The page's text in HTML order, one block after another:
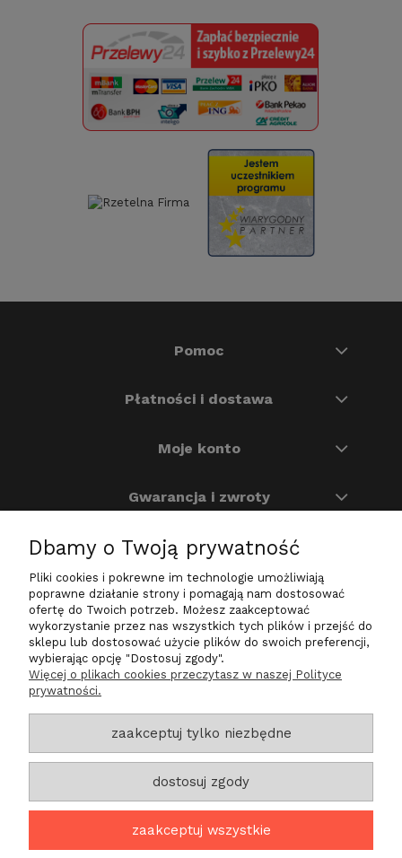
Pomoc
Płatności i dostawa
Moje konto
Gwarancja i zwroty
O nas
Na skróty
Zadzwoń do nas
sklep@life-star.pl
ul. Tylna 27a/6
Dbamy o Twoją prywatność
Pliki cookies i pokrewne im technologie umożliwiają
poprawne działanie strony i pomagają nam dostosować
ofertę do Twoich potrzeb. Możesz zaakceptować
wykorzystanie przez nas wszystkich tych plików i przejść do
sklepu lub dostosować użycie plików do swoich preferencji,
wybierając opcję "Dostosuj zgody".
Więcej o plikach cookies przeczytasz w naszej Polityce
prywatności.
zaakceptuj tylko niezbędne
dostosuj zgody
zaakceptuj wszystkie